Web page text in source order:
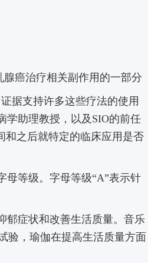
癌治疗相关副作用的一部分
据支持许多这些疗法的使用
学助理教授，以及SIO的前任
和之后就特定的临床应用是否
等级。 字母等级“A”表示针
症状和改善生活质量。 音乐
验，瑜伽在提高生活质量方面